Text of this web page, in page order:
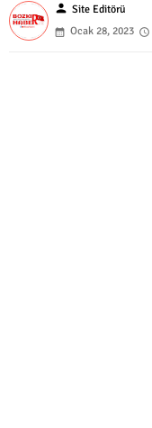
person Site Editörü
Ocak 28, 2023